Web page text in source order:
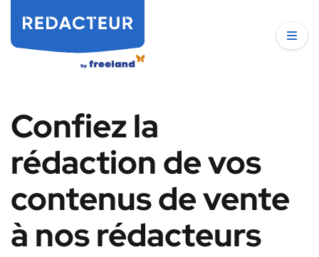
Confiez la
rédaction de vos
contenus de vente
à nos rédacteurs